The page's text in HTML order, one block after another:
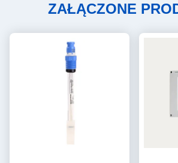
ZAŁĄCZONE